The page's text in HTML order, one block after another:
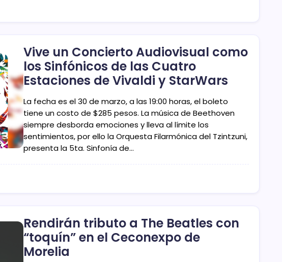
Vive un Concierto Audiovisual como
los Sinfónicos de las Cuatro
Estaciones de Vivaldi y StarWars
La fecha es el 30 de marzo, a las 19:00 horas, el boleto
tiene un costo de $285 pesos. La música de Beethoven
siempre desborda emociones y lleva al límite los
sentimientos, por ello la Orquesta Filarmónica del Tzintzuni,
presenta la 5ta. Sinfonía de…
Rendirán tributo a The Beatles con
“toquín” en el Ceconexpo de
Morelia